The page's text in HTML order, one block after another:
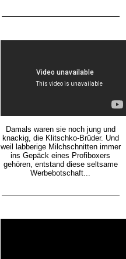
Damals waren sie noch jung und
knackig, die Klitschko-Brüder. Und
weil labberige Milchschnitten immer
ins Gepäck eines Profiboxers
gehören, entstand diese seltsame
Werbebotschaft...